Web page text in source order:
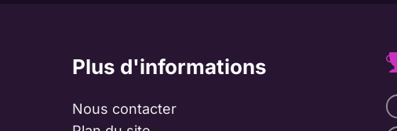
Plus d'informations
Nous contacter